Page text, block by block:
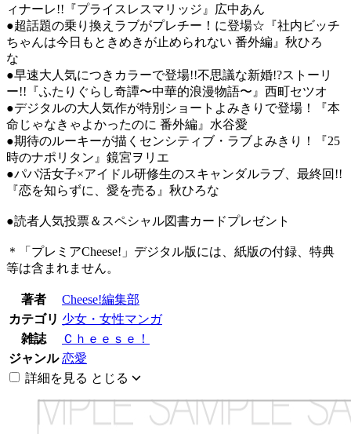
ィナーレ!!『プライスレスマリッジ』広中あん
●超話題の乗り換えラブがプレチー！に登場☆『社内ビッチ
ちゃんは今日もときめきが止められない 番外編』秋ひろ
な
●早速大人気につきカラーで登場!!不思議な新婚!?ストーリ
ー!!『ふたりぐらし奇譚〜中華的浪漫物語〜』西町セツオ
●デジタルの大人気作が特別ショートよみきりで登場！『本
命じゃなきゃよかったのに 番外編』水谷愛
●期待のルーキーが描くセンシティブ・ラブよみきり！『25
時のナポリタン』鏡宮ヲリエ
●パパ活女子×アイドル研修生のスキャンダルラブ、最終回!!
『恋を知らずに、愛を売る』秋ひろな
●読者人気投票＆スペシャル図書カードプレゼント
＊「プレミアCheese!」デジタル版には、紙版の付録、特典
等は含まれません。
著者
Cheese!編集部
カテゴリ 少女・女性マンガ
雑誌
Ｃｈｅｅｓｅ！
ジャンル 恋愛
詳細を見る とじる